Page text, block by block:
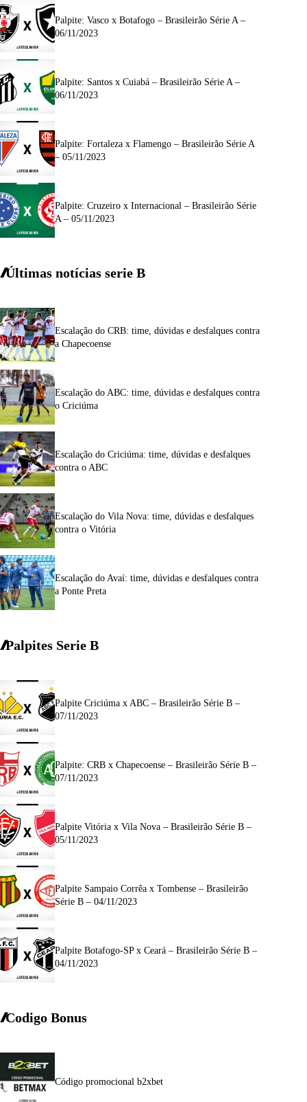
Palpite: Vasco x Botafogo – Brasileirão Série A –
06/11/2023
Palpite: Santos x Cuiabá – Brasileirão Série A –
06/11/2023
Palpite: Fortaleza x Flamengo – Brasileirão Série A
– 05/11/2023
Palpite: Cruzeiro x Internacional – Brasileirão Série
A – 05/11/2023
Últimas notícias serie B
Escalação do CRB: time, dúvidas e desfalques contra
a Chapecoense
Escalação do ABC: time, dúvidas e desfalques contra
o Criciúma
Escalação do Criciúma: time, dúvidas e desfalques
contra o ABC
Escalação do Vila Nova: time, dúvidas e desfalques
contra o Vitória
Escalação do Avaí: time, dúvidas e desfalques contra
a Ponte Preta
Palpites Serie B
Palpite Criciúma x ABC – Brasileirão Série B –
07/11/2023
Palpite: CRB x Chapecoense – Brasileirão Série B –
07/11/2023
Palpite Vitória x Vila Nova – Brasileirão Série B –
05/11/2023
Palpite Sampaio Corrêa x Tombense – Brasileirão
Série B – 04/11/2023
Palpite Botafogo-SP x Ceará – Brasileirão Série B –
04/11/2023
Codigo Bonus
Código promocional b2xbet